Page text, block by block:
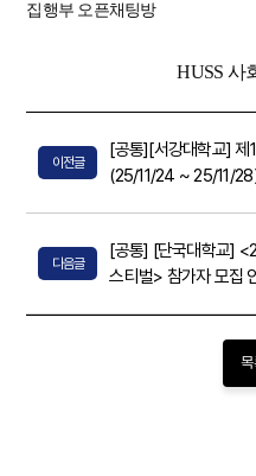
집행부 오픈채팅방
HUSS 사
이전글
[공통][서강대학교] 제
(25/11/24 ~ 25/11/
다음글
[공통] [단국대학교]
스티벌> 참가자 모집
목